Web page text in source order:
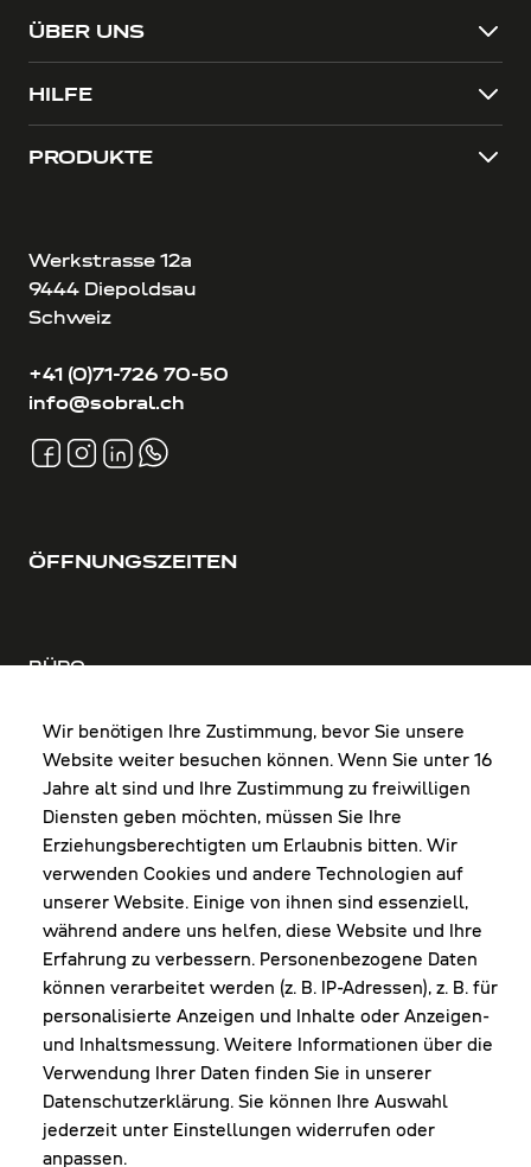
Wir benötigen Ihre Zustimmung, bevor Sie unsere
Website weiter besuchen können. Wenn Sie unter 16
Jahre alt sind und Ihre Zustimmung zu freiwilligen
Diensten geben möchten, müssen Sie Ihre
Erziehungsberechtigten um Erlaubnis bitten. Wir
verwenden Cookies und andere Technologien auf
unserer Website. Einige von ihnen sind essenziell,
während andere uns helfen, diese Website und Ihre
Erfahrung zu verbessern. Personenbezogene Daten
können verarbeitet werden (z. B. IP-Adressen), z. B. für
personalisierte Anzeigen und Inhalte oder Anzeigen-
und Inhaltsmessung. Weitere Informationen über die
Verwendung Ihrer Daten finden Sie in unserer
Datenschutzerklärung. Sie können Ihre Auswahl
jederzeit unter Einstellungen widerrufen oder
anpassen.
ÜBER UNS
HILFE
PRODUKTE
Werkstrasse 12a
9444 Diepoldsau
Schweiz
+41 (0)71-726 70-50
info@sobral.ch
ÖFFNUNGSZEITEN
BÜRO
FR: 8:00-12:00 & 13:00-16:00 Uhr
Shop Diepoldsau
MO-Do: 8:00-12:00 & 13:00-17:30 Uhr
Fr: 8:00-16:00 Uhr
1. Samstag im Monat: 9:00-16:00 Uhr
NEWSLETTER
Erhalte Infos zu aktueller Arbeitskleidung für
deine Firma und unseren Service